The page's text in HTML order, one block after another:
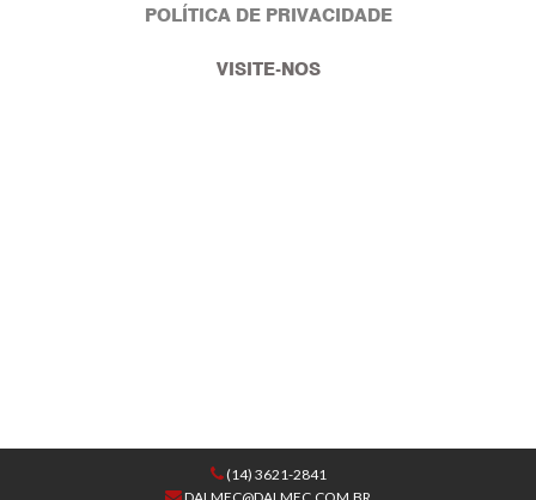
POLÍTICA DE PRIVACIDADE
VISITE-NOS
(14) 3621-2841